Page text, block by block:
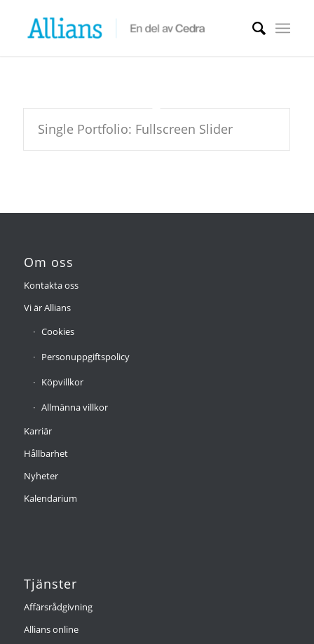
Single Portfolio: Fullscreen Slider
Om oss
Kontakta oss
Vi är Allians
Cookies
Personuppgiftspolicy
Köpvillkor
Allmänna villkor
Karriär
Hållbarhet
Nyheter
Kalendarium
Tjänster
Affärsrådgivning
Allians online